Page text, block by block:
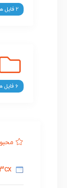
2 فایل ها
6 فایل ها